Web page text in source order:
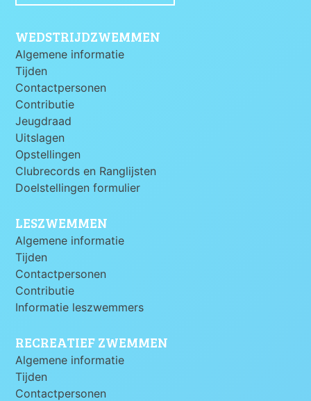
WEDSTRIJDZWEMMEN
Algemene informatie
Tijden
Contactpersonen
Contributie
Jeugdraad
Uitslagen
Opstellingen
Clubrecords en Ranglijsten
Doelstellingen formulier
LESZWEMMEN
Algemene informatie
Tijden
Contactpersonen
Contributie
Informatie leszwemmers
RECREATIEF ZWEMMEN
Algemene informatie
Tijden
Contactpersonen